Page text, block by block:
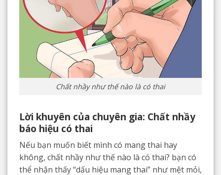
Chất nhầy như thế nào là có thai
Lời khuyên của chuyên gia: Chất nhầy
báo hiệu có thai
Nếu bạn muốn biết mình có mang thai hay
không, chất nhầy như thế nào là có thai? bạn có
thể nhận thấy “dấu hiệu mang thai” như mệt mỏi,